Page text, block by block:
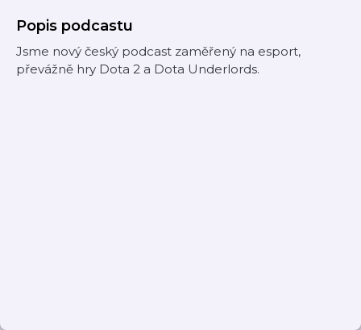
Popis podcastu
Jsme nový český podcast zaměřený na esport,
převážně hry Dota 2 a Dota Underlords.